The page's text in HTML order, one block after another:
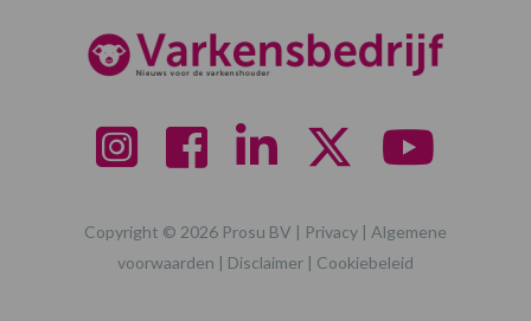
Copyright © 2026 Prosu BV | Privacy | Algemene
voorwaarden | Disclaimer | Cookiebeleid